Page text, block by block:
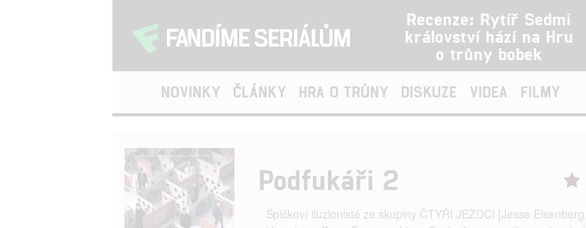
Recenze: Rytíř Sedmi
království hází na Hru
o trůny bobek
NOVINKY ČLÁNKY HRA O TRŮNY DISKUZE VIDEA FILMY
Podfukáři 2
Špičkoví iluzionisté ze skupiny ČTYŘI JEZDCI [Jesse